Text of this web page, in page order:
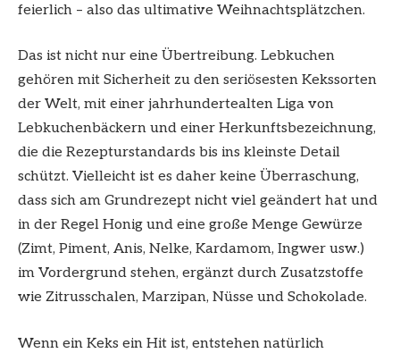
feierlich – also das ultimative Weihnachtsplätzchen.
Das ist nicht nur eine Übertreibung. Lebkuchen
gehören mit Sicherheit zu den seriösesten Kekssorten
der Welt, mit einer jahrhundertealten Liga von
Lebkuchenbäckern und einer Herkunftsbezeichnung,
die die Rezepturstandards bis ins kleinste Detail
schützt. Vielleicht ist es daher keine Überraschung,
dass sich am Grundrezept nicht viel geändert hat und
in der Regel Honig und eine große Menge Gewürze
(Zimt, Piment, Anis, Nelke, Kardamom, Ingwer usw.)
im Vordergrund stehen, ergänzt durch Zusatzstoffe
wie Zitrusschalen, Marzipan, Nüsse und Schokolade.
Wenn ein Keks ein Hit ist, entstehen natürlich